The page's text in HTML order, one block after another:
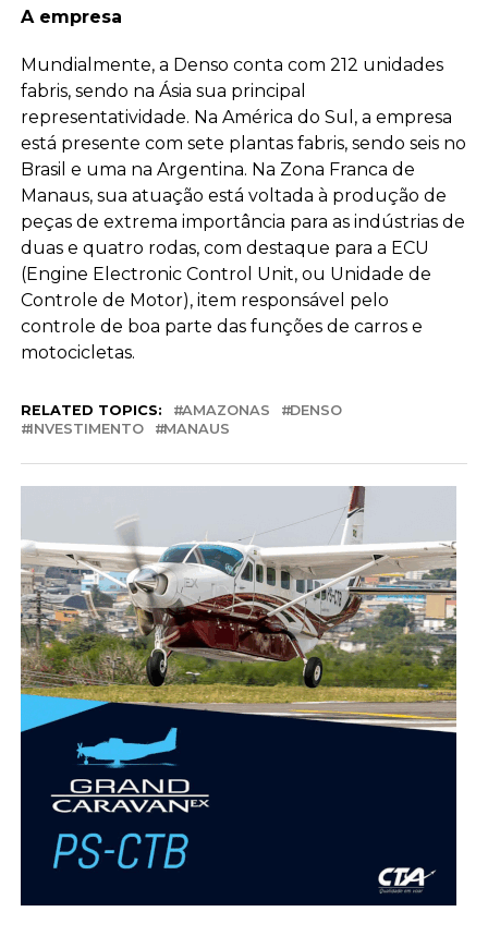
A empresa
Mundialmente, a Denso conta com 212 unidades
fabris, sendo na Ásia sua principal
representatividade. Na América do Sul, a empresa
está presente com sete plantas fabris, sendo seis no
Brasil e uma na Argentina. Na Zona Franca de
Manaus, sua atuação está voltada à produção de
peças de extrema importância para as indústrias de
duas e quatro rodas, com destaque para a ECU
(Engine Electronic Control Unit, ou Unidade de
Controle de Motor), item responsável pelo
controle de boa parte das funções de carros e
motocicletas.
RELATED TOPICS: AMAZONAS
DENSO
INVESTIMENTO
MANAUS